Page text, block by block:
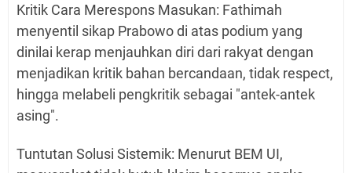
Kritik Cara Merespons Masukan: Fathimah
menyentil sikap Prabowo di atas podium yang
dinilai kerap menjauhkan diri dari rakyat dengan
menjadikan kritik bahan bercandaan, tidak respect,
hingga melabeli pengkritik sebagai "antek-antek
asing".
Tuntutan Solusi Sistemik: Menurut BEM UI,